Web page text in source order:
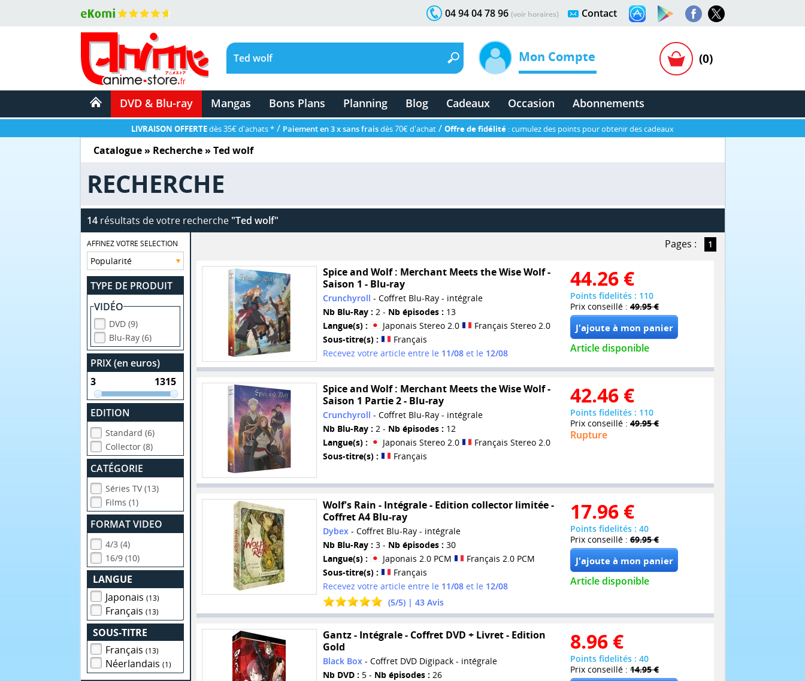
Contact
04 94 04 78 96 (voir horaires)
Mon Compte (0)
DVD & Blu-ray Mangas Bons Plans Planning Blog Cadeaux Occasion Abonnements
LIVRAISON OFFERTEdès 35€ d'achats * / Paiement en 3 x sans fraisdès 70€ d'achat / Offre de fidélité : cumulez des points pour obtenir des cadeaux
Catalogue» Recherche » Ted wolf
RECHERCHE
14résultats de votre recherche "Ted wolf"
AFFINEZ VOTRE SELECTION
TYPE DE PRODUIT
VIDÉO
DVD (9)
Blu-Ray (6)
PRIX (en euros)
EDITION
Standard (6)
Collector (8)
CATÉGORIE
Séries TV (13)
Films (1)
FORMAT VIDEO
4/3 (4)
16/9 (10)
LANGUE
Japonais(13)
Français(13)
SOUS-TITRE
Français(13)
Néerlandais(1)
Pages : 1
Spice and Wolf : Merchant Meets the Wise Wolf -
Saison 1 - Blu-ray
Crunchyroll - Coffret Blu-Ray - intégrale
Nb Blu-Ray : 2 - Nb épisodes : 13
Langue(s) :
Japonais Stereo 2.0
Français Stereo 2.0
Sous-titre(s) :
Français
Recevez votre article entre le 11/08et le 12/08
44.26 €
Points fidelités : 110
Prix conseillé : 49.95 €
Article disponible
Spice and Wolf : Merchant Meets the Wise Wolf -
Saison 1 Partie 2 - Blu-ray
Crunchyroll - Coffret Blu-Ray - intégrale
Nb Blu-Ray : 2 - Nb épisodes : 12
Langue(s) :
Japonais Stereo 2.0
Français Stereo 2.0
Sous-titre(s) :
Français
42.46 €
Points fidelités : 110
Prix conseillé : 49.95 €
Rupture
Wolf's Rain - Intégrale - Edition collector limitée -
Coffret A4 Blu-ray
Dybex- Coffret Blu-Ray - intégrale
Nb Blu-Ray : 3 - Nb épisodes : 30
Langue(s) :
Japonais 2.0 PCM
Français 2.0 PCM
Sous-titre(s) :
Français
Recevez votre article entre le 11/08et le 12/08
(5/5) | 43Avis
17.96 €
Points fidelités : 40
Prix conseillé : 69.95 €
Article disponible
Gantz - Intégrale - Coffret DVD + Livret - Edition
Gold
Black Box - Coffret DVD Digipack - intégrale
Nb DVD : 5 - Nb épisodes : 26
8.96 €
Points fidelités : 40
Prix conseillé : 14.95 €